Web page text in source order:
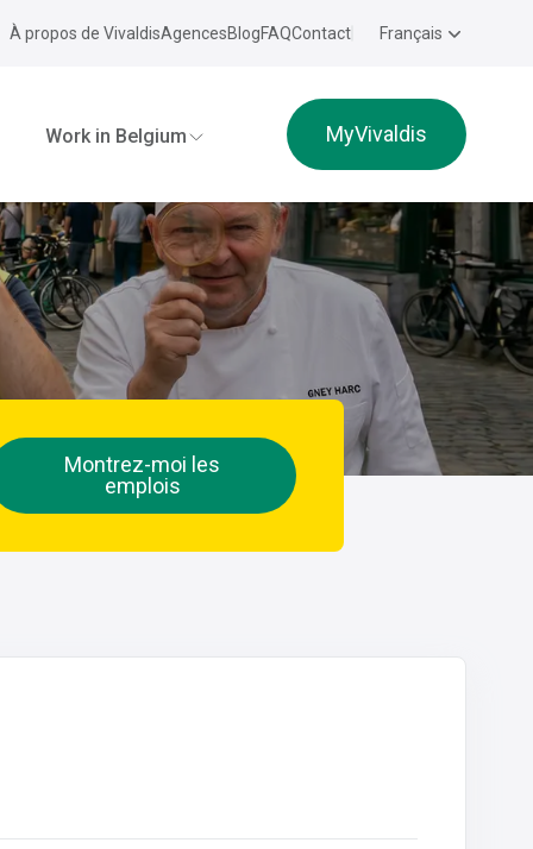
À propos de VivaldisAgencesBlogFAQContact Français
Work in Belgium MyVivaldis
Montrez-moi les
emplois